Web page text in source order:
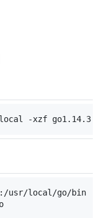
-xzf
:/usr/local/go/bin